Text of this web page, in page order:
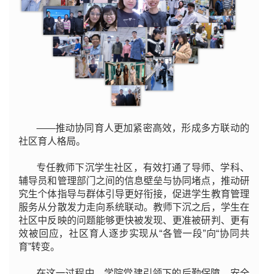
——推动协同育人更加紧密高效，形成多方联动的
社区育人格局。
专任教师下沉学生社区，有效打通了导师、学科、
辅导员和管理部门之间的信息壁垒与协同堵点，推动研
究生个体指导与群体引导更好衔接，促进学生教育管理
服务从分散发力走向系统联动。教师下沉之后，学生在
社区中反映的问题能够更快被发现、更准被研判、更有
效被回应，社区育人逐步实现从“各管一段”向“协同共
育”转变。